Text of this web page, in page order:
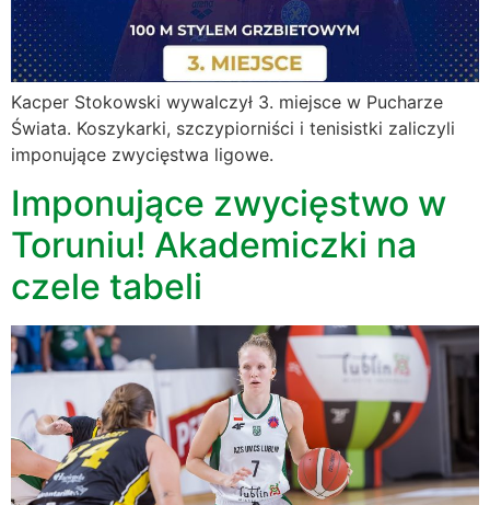
Kacper Stokowski wywalczył 3. miejsce w Pucharze
Świata. Koszykarki, szczypiorniści i tenisistki zaliczyli
imponujące zwycięstwa ligowe.
Imponujące zwycięstwo w
Toruniu! Akademiczki na
czele tabeli